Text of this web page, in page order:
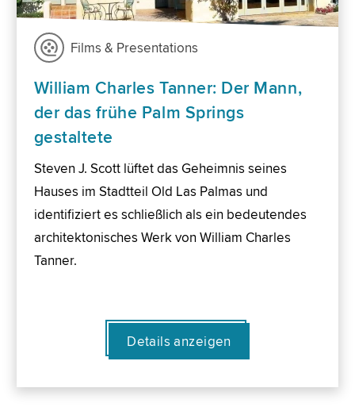
Films & Presentations
William Charles Tanner: Der Mann,
der das frühe Palm Springs
gestaltete
Steven J. Scott lüftet das Geheimnis seines
Hauses im Stadtteil Old Las Palmas und
identifiziert es schließlich als ein bedeutendes
architektonisches Werk von William Charles
Tanner.
Details anzeigen